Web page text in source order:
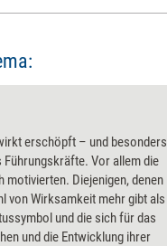
erschöpft – und besonders
Führungskräfte. Vor allem die
motivierten. Diejenigen, denen
von Wirksamkeit mehr gibt als
und die sich für das
und die Entwicklung ihrer